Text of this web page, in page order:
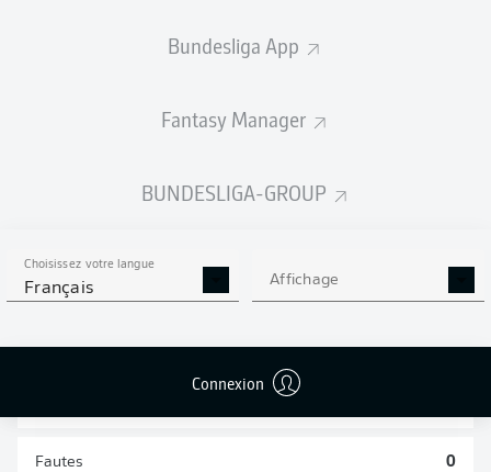
Bundesliga App
Fantasy Manager
BUNDESLIGA-GROUP
Choisissez votre langue
Français Affichage
Connexion
STATS DE LA SAISON
2025/2026
0 0
Fautes 0